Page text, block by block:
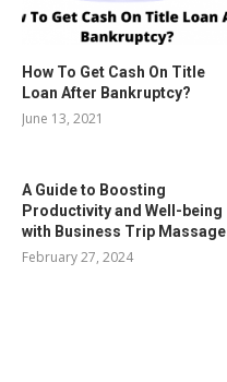
How To Get Cash On Title
Loan After Bankruptcy?
June 13, 2021
A Guide to Boosting
Productivity and Well-being
with Business Trip Massage
February 27, 2024